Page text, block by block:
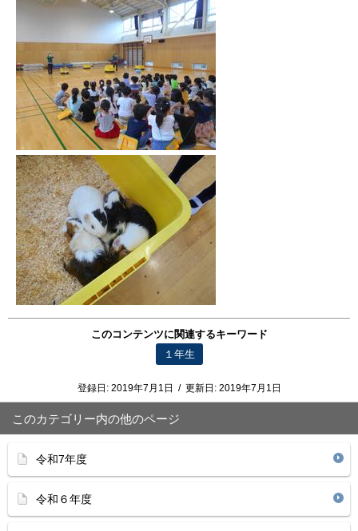
このコンテンツに関連するキーワード
１年生
登録日: 2019年7月1日 / 更新日: 2019年7月1日
このカテゴリー内の他のページ
令和7年度
令和６年度